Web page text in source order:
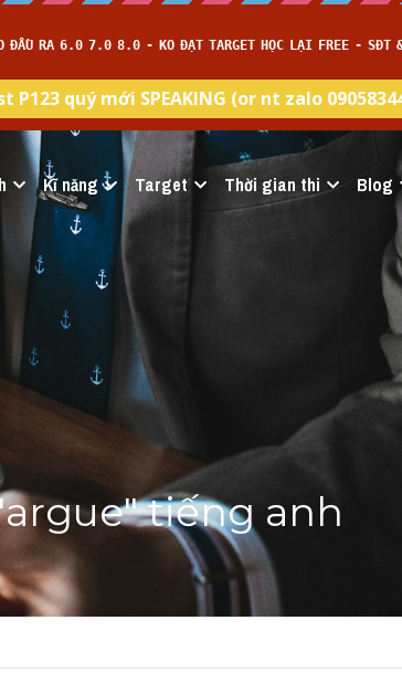
Kĩ năng Target Thời gian thi Blog
tiếng anh